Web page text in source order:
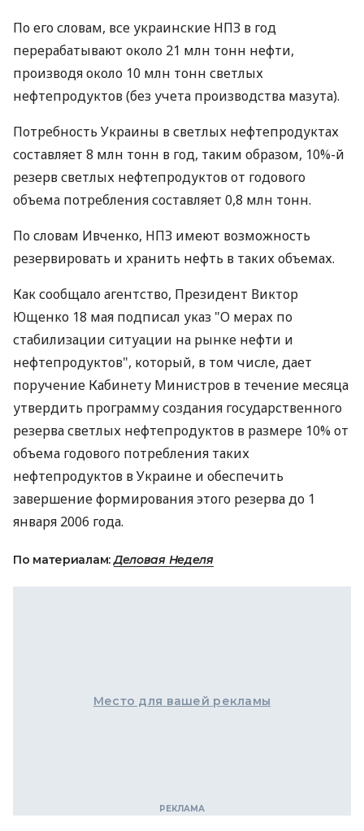
По его словам, все украинские НПЗ в год
перерабатывают около 21 млн тонн нефти,
производя около 10 млн тонн светлых
нефтепродуктов (без учета производства мазута).
Потребность Украины в светлых нефтепродуктах
составляет 8 млн тонн в год, таким образом, 10%-й
резерв светлых нефтепродуктов от годового
объема потребления составляет 0,8 млн тонн.
По словам Ивченко, НПЗ имеют возможность
резервировать и хранить нефть в таких объемах.
Как сообщало агентство, Президент Виктор
Ющенко 18 мая подписал указ "О мерах по
стабилизации ситуации на рынке нефти и
нефтепродуктов", который, в том числе, дает
поручение Кабинету Министров в течение месяца
утвердить программу создания государственного
резерва светлых нефтепродуктов в размере 10% от
объема годового потребления таких
нефтепродуктов в Украине и обеспечить
завершение формирования этого резерва до 1
января 2006 года.
По материалам:Деловая Неделя
Место для вашей рекламы